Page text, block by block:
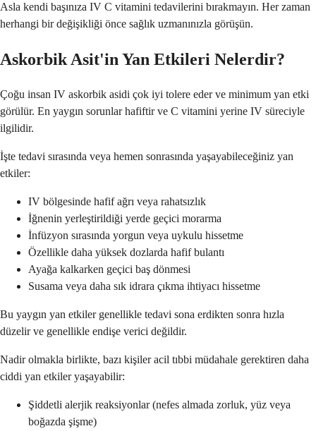
Asla kendi başınıza IV C vitamini tedavilerini bırakmayın. Her zaman
herhangi bir değişikliği önce sağlık uzmanınızla görüşün.
Askorbik Asit'in Yan Etkileri Nelerdir?
Çoğu insan IV askorbik asidi çok iyi tolere eder ve minimum yan etki
görülür. En yaygın sorunlar hafiftir ve C vitamini yerine IV süreciyle
ilgilidir.
İşte tedavi sırasında veya hemen sonrasında yaşayabileceğiniz yan
etkiler:
IV bölgesinde hafif ağrı veya rahatsızlık
İğnenin yerleştirildiği yerde geçici morarma
İnfüzyon sırasında yorgun veya uykulu hissetme
Özellikle daha yüksek dozlarda hafif bulantı
Ayağa kalkarken geçici baş dönmesi
Susama veya daha sık idrara çıkma ihtiyacı hissetme
Bu yaygın yan etkiler genellikle tedavi sona erdikten sonra hızla
düzelir ve genellikle endişe verici değildir.
Nadir olmakla birlikte, bazı kişiler acil tıbbi müdahale gerektiren daha
ciddi yan etkiler yaşayabilir:
Şiddetli alerjik reaksiyonlar (nefes almada zorluk, yüz veya
boğazda şişme)